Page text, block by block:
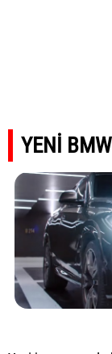
YENİ